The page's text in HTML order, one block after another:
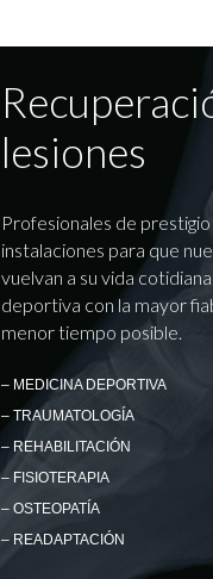
lesiones
Profesionales de
instalaciones para que
vuelvan a su vida
deportiva con la mayor
menor tiempo posible.
– MEDICINA DEPORTIVA
– TRAUMATOLOGÍA
– REHABILITACIÓN
– FISIOTERAPIA
– OSTEOPATÍA
– READAPTACIÓN